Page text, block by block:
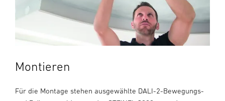
Montieren
Für die Montage stehen ausgewählte DALI-2-Bewegungs-